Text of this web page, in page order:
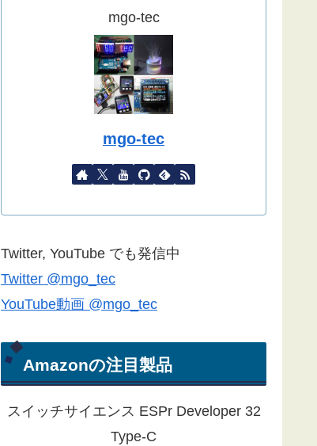
(2022/09/02)
こちらの記事をYahoo天気から気象
庁天気予報に変更したものを追記し
諸事情で記事更新停滞しています。
１年以上経過している記事が殆どな
Blynk2.0で双方向通信できない場合
はこちらの記事
ください(2022/06/24)
ん。ほとんどの記事が１年以上経過
している為、動作しないものもある
ことをご了承ください。
Yahoo RSS天気予報が配信終了し
mgo-tec
mgo-tec
Twitter, YouTube でも発信中
Twitter @mgo_tec
YouTube動画 @mgo_tec
Amazonの注目製品
スイッチサイエンス ESPr Developer 32
Type-C